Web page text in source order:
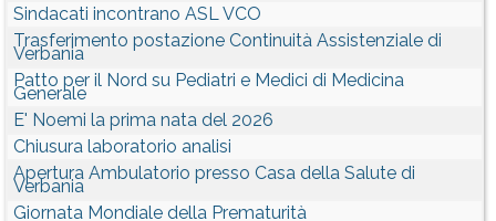
Sindacati incontrano ASL VCO
Trasferimento postazione Continuità Assistenziale di
Verbania
Patto per il Nord su Pediatri e Medici di Medicina
Generale
E' Noemi la prima nata del 2026
Chiusura laboratorio analisi
Apertura Ambulatorio presso Casa della Salute di
Verbania
Giornata Mondiale della Prematurità